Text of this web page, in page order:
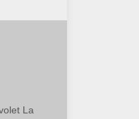
La